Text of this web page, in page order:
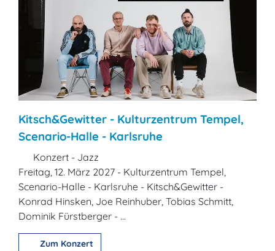
Kitsch&Gewitter - Kulturzentrum Tempel,
Scenario-Halle - Karlsruhe
Konzert - Jazz
Freitag, 12. März 2027 - Kulturzentrum Tempel,
Scenario-Halle - Karlsruhe - Kitsch&Gewitter -
Konrad Hinsken, Joe Reinhuber, Tobias Schmitt,
Dominik Fürstberger - ...
Zum Konzert